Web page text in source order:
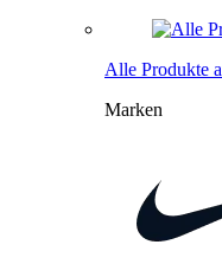
Alle Produkte
Marken